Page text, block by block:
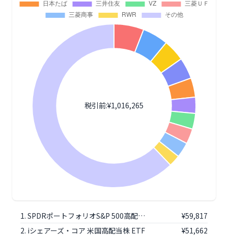
1. SPDRポートフォリオS&P 500高配当株式ETF
¥59,817
2. iシェアーズ・コア 米国高配当株 ETF
¥51,662